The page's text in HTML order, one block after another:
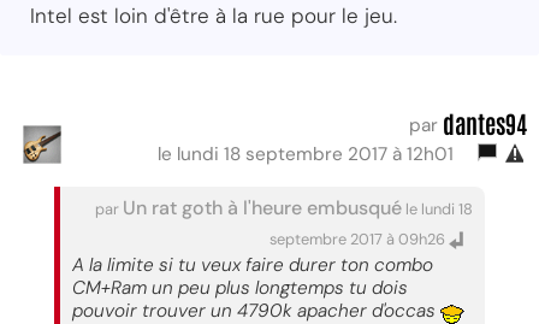
Intel est loin d'être à la rue pour le jeu.
par dantes94
le lundi 18 septembre 2017 à 12h01
par Un rat goth à l'heure embusqué le lundi 18
septembre 2017 à 09h26
A la limite si tu veux faire durer ton combo
CM+Ram un peu plus longtemps tu dois
pouvoir trouver un 4790k apacher d'occas